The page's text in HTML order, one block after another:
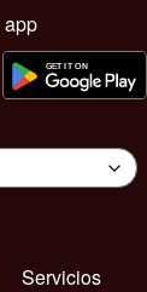
app
Servicios